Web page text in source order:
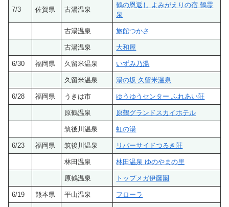
7/3 佐賀県 古湯温泉
鶴の恩返し よみがえりの宿 鶴霊
泉
古湯温泉 旅館つかさ
古湯温泉 大和屋
6/30 福岡県 久留米温泉 いずみ乃湯
久留米温泉 湯の坂 久留米温泉
6/28 福岡県 うきは市 ゆうゆうセンター ふれあい荘
原鶴温泉 原鶴グランドスカイホテル
筑後川温泉 虹の湯
6/23 福岡県 筑後川温泉 リバーサイドつるき荘
林田温泉 林田温泉 ゆのやまの里
原鶴温泉 トップメガ伊藤園
6/19 熊本県 平山温泉 フローラ